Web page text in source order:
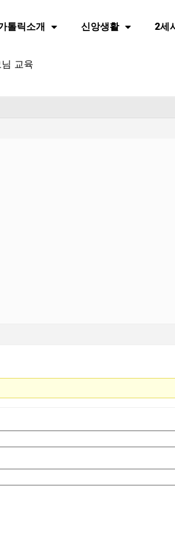
톨릭소개 신앙생활 2세
교육